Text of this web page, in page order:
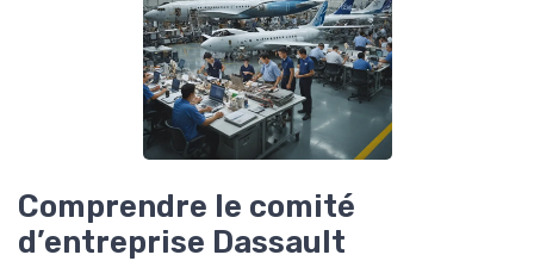
Comprendre le comité
d’entreprise Dassault